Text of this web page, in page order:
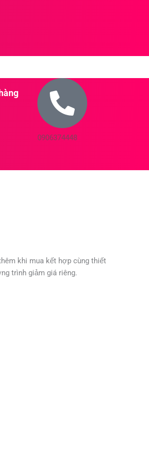
0906374448
khi mua kết hợp cùng thiết
trình giảm giá riêng.